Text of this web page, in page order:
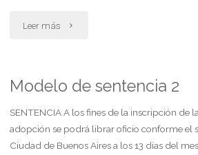
Leer más "Modelo
cúmulo.
demanda
Modelo de sentencia 2
SENTENCIA A los fines de la inscripción de
adopción se podrá librar oficio conforme el
Ciudad de Buenos Aires a los 13 días del